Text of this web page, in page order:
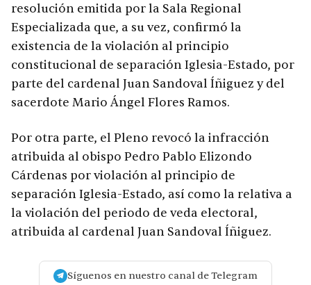
resolución emitida por la Sala Regional
Especializada que, a su vez, confirmó la
existencia de la violación al principio
constitucional de separación Iglesia-Estado, por
parte del cardenal Juan Sandoval Íñiguez y del
sacerdote Mario Ángel Flores Ramos.
Por otra parte, el Pleno revocó la infracción
atribuida al obispo Pedro Pablo Elizondo
Cárdenas por violación al principio de
separación Iglesia-Estado, así como la relativa a
la violación del periodo de veda electoral,
atribuida al cardenal Juan Sandoval Íñiguez.
Síguenos en nuestro canal de Telegram